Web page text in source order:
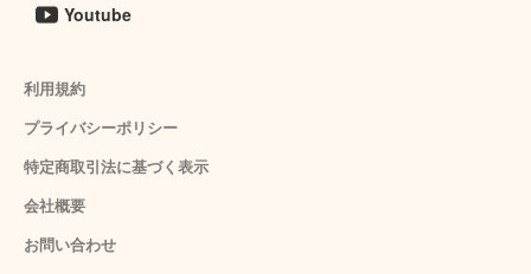
Youtube
利用規約
プライバシーポリシー
特定商取引法に基づく表示
会社概要
お問い合わせ